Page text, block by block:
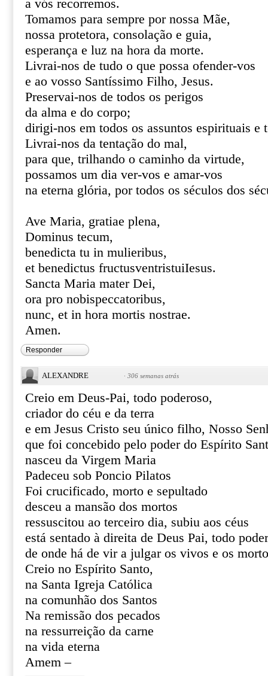
a vós recorremos.
Tomamos para sempre por nossa Mãe,
nossa protetora, consolação e guia,
esperança e luz na hora da morte.
Livrai-nos de tudo o que possa ofender-vos
e ao vosso Santíssimo Filho, Jesus.
Preservai-nos de todos os perigos
da alma e do corpo;
dirigi-nos em todos os assuntos espirituais e
Livrai-nos da tentação do mal,
para que, trilhando o caminho da virtude,
possamos um dia ver-vos e amar-vos
na eterna glória, por todos os séculos dos
Ave Maria, gratiae plena,
Dominus tecum,
benedicta tu in mulieribus,
et benedictus fructusventristuiIesus.
Sancta Maria mater Dei,
ora pro nobispeccatoribus,
nunc, et in hora mortis nostrae.
Amen.
Responder
ALEXANDRE · 306 semanas atrás
Creio em Deus-Pai, todo poderoso,
criador do céu e da terra
e em Jesus Cristo seu único filho, Nosso
que foi concebido pelo poder do Espírito
nasceu da Virgem Maria
Padeceu sob Poncio Pilatos
Foi crucificado, morto e sepultado
desceu a mansão dos mortos
ressuscitou ao terceiro dia, subiu aos céus
está sentado à direita de Deus Pai, todo
de onde há de vir a julgar os vivos e os
Creio no Espírito Santo,
na Santa Igreja Católica
na comunhão dos Santos
Na remissão dos pecados
na ressurreição da carne
na vida eterna
Amem –